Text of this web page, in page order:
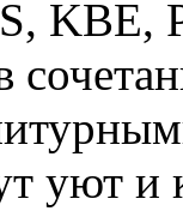
KBE,
уют и